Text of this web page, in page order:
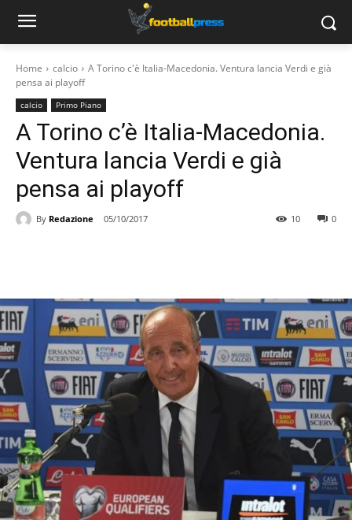
Home calcio
A Torino c'è Italia-Macedonia. Ventura lancia Verdi e già
pensa ai playoff
calcio Primo Piano
A Torino c’è Italia-Macedonia.
Ventura lancia Verdi e già
pensa ai playoff
By Redazione 05/10/2017 0
10